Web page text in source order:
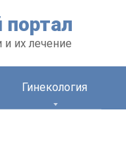
их лечение
Гинекология